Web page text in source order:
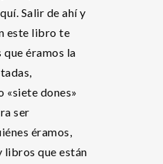
Salir de ahí y
este libro te
éramos la
«siete dones»
ser
éramos,
libros que están